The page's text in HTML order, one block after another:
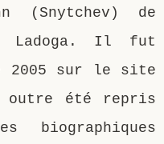
(Snytchev) de
Ladoga. Il fut
2005 sur le site
été repris
biographiques